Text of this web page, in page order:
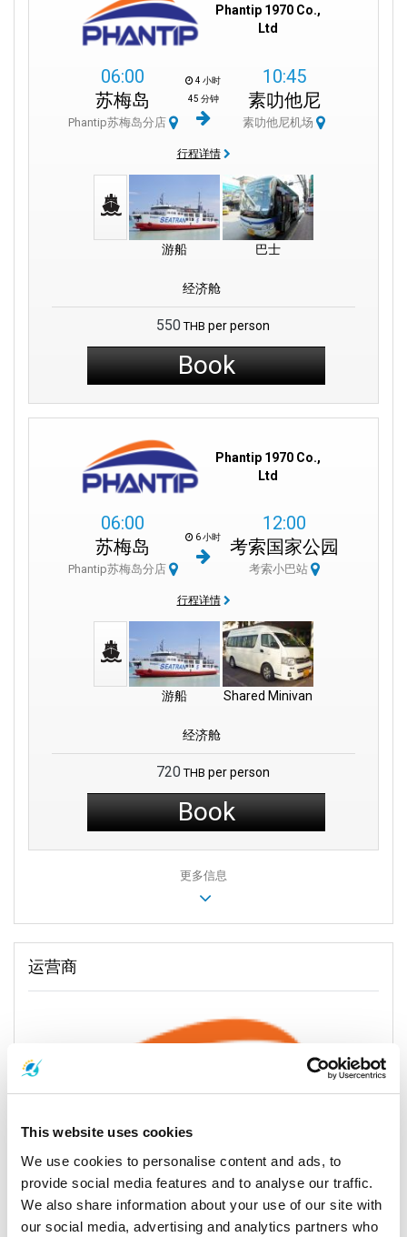
This website uses cookies
We use cookies to personalise content and ads, to
provide social media features and to analyse our traffic.
We also share information about your use of our site with
our social media, advertising and analytics partners who
Phantip 1970 Co.,
Ltd
06:00
苏梅岛
Phantip苏梅岛分店
4 小时
45 分钟
10:45
素叻他尼
素叻他尼机场
行程详情
游船 巴士
经济舱
550 THB per person
Book
Phantip 1970 Co.,
Ltd
06:00
苏梅岛
Phantip苏梅岛分店
6 小时
12:00
考索国家公园
考索小巴站
行程详情
游船 Shared Minivan
经济舱
720 THB per person
Book
更多信息
运营商
Phantip Travel：您通往岛屿奇观的终极通道